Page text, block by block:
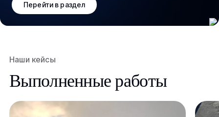
Перейти в раздел
Наши кейсы
Выполненные работы